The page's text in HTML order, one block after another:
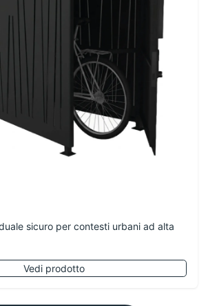
sicuro per contesti urbani ad alta
Vedi prodotto